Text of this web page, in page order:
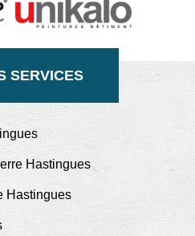
SERVICES
Hastingues
Hastingues